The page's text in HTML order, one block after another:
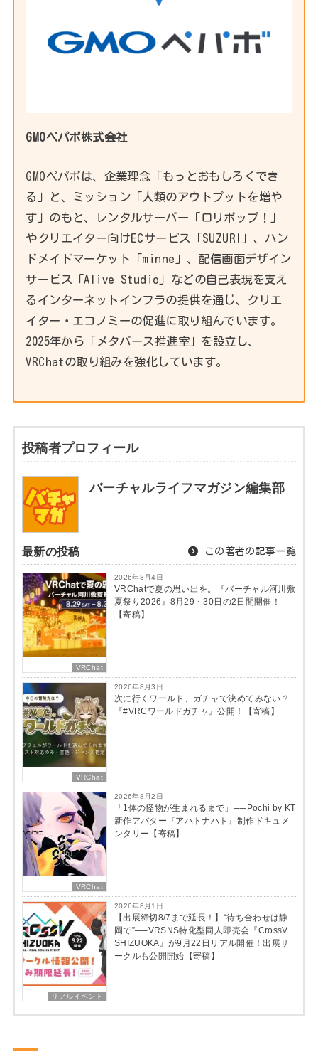
GMOペパボ株式会社
GMOペパボは、企業理念「もっとおもしろくでき
る」と、ミッション「人類のアウトプットを増や
す」のもと、レンタルサーバー「ロリポップ！」
やクリエイター向けECサービス「SUZURI」、ハン
ドメイドマーケット「minne」、配信画面デザイン
サービス「Alive Studio」などの自己表現を支え
るインターネットインフラの提供を通じ、クリエ
イター・エコノミーの促進に取り組んでいます。
2025年から「メタバース推進室」を設立し、
VRChatの取り組みを強化しています。
投稿者プロフィール
バーチャルライフマガジン編集部
最新の投稿 この著者の記事一覧
VRChat
2026年8月4日
VRChatで夏の思い出を。『バーチャル河川敷
夏祭り2026』8月29・30日の2日間開催！
【寄稿】
VRChat
2026年8月3日
次に行くワールド、ガチャで決めてみない？
『#VRCワールドガチャ』公開！【寄稿】
VRChat
2026年8月2日
「1体の怪物が生まれるまで」──Pochi by KT
新作アバター『アハトナハト』制作ドキュメ
ンタリー【寄稿】
リアルイベント
2026年8月1日
【出展締切8/7まで延長！】“待ち合わせは静
岡で”──VRSNS特化型同人即売会『CrossV
SHIZUOKA』が9月22日リアル開催！出展サ
ークルも公開開始【寄稿】